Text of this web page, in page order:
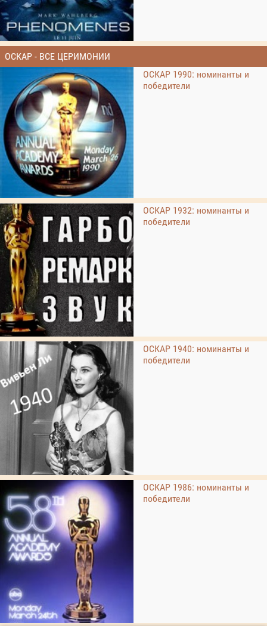
ОСКАР - ВСЕ ЦЕРИМОНИИ
ОСКАР 1990: номинанты и
победители
ОСКАР 1932: номинанты и
победители
ОСКАР 1940: номинанты и
победители
ОСКАР 1986: номинанты и
победители